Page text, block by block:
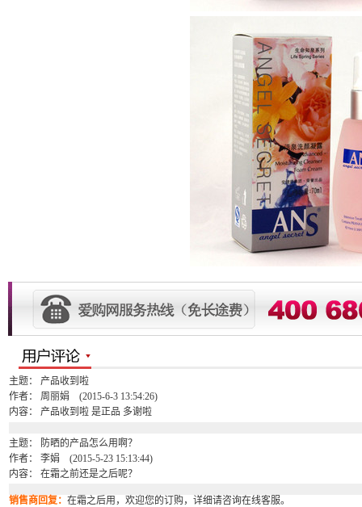
主题： 产品收到啦
作者： 周丽娟 (2015-6-3 13:54:26)
内容： 产品收到啦 是正品 多谢啦
主题： 防晒的产品怎么用啊？
作者： 李娟 (2015-5-23 15:13:44)
内容： 在霜之前还是之后呢？
销售商回复： 在霜之后用，欢迎您的订购，详细请咨询在线客服。